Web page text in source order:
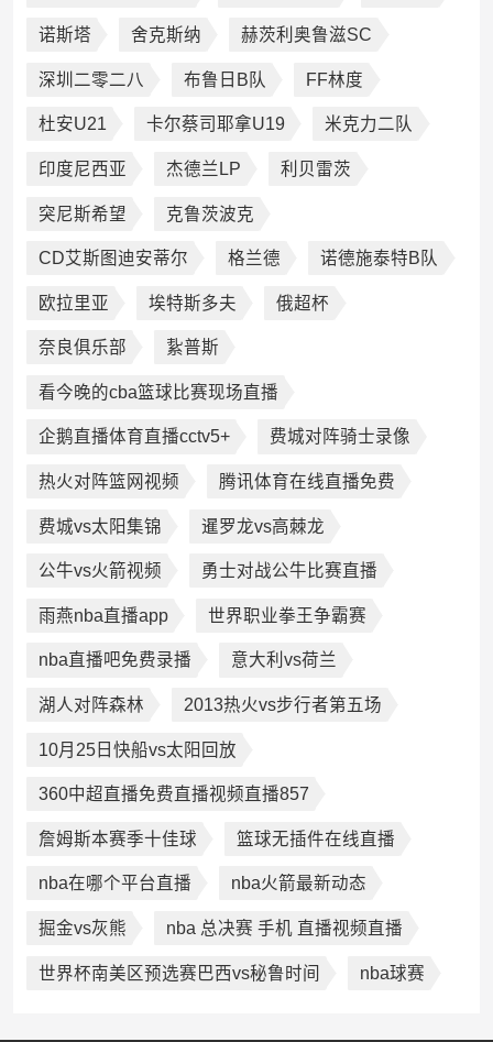
诺斯塔 舍克斯纳 赫茨利奥鲁滋SC
深圳二零二八 布鲁日B队 FF林度
杜安U21 卡尔蔡司耶拿U19 米克力二队
印度尼西亚 杰德兰LP 利贝雷茨
突尼斯希望 克鲁茨波克
CD艾斯图迪安蒂尔 格兰德 诺德施泰特B队
欧拉里亚 埃特斯多夫 俄超杯
奈良俱乐部 紥普斯
看今晚的cba篮球比赛现场直播
企鹅直播体育直播cctv5+ 费城对阵骑士录像
热火对阵篮网视频 腾讯体育在线直播免费
费城vs太阳集锦 暹罗龙vs高棘龙
公牛vs火箭视频 勇士对战公牛比赛直播
雨燕nba直播app 世界职业拳王争霸赛
nba直播吧免费录播 意大利vs荷兰
湖人对阵森林 2013热火vs步行者第五场
10月25日快船vs太阳回放
360中超直播免费直播视频直播857
詹姆斯本赛季十佳球 篮球无插件在线直播
nba在哪个平台直播 nba火箭最新动态
掘金vs灰熊 nba 总决赛 手机 直播视频直播
世界杯南美区预选赛巴西vs秘鲁时间 nba球赛